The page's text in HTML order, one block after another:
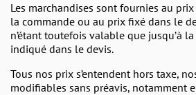
Les marchandises sont fournies au
la commande ou au prix fixé dans le
n’étant toutefois valable que jusqu’à
indiqué dans le devis.
Tous nos prix s’entendent hors taxe,
modifiables sans préavis, notamment